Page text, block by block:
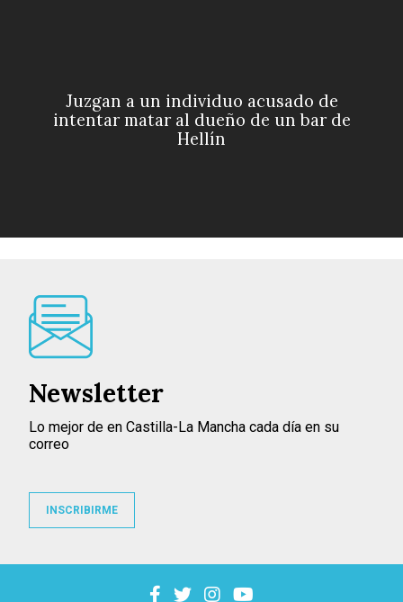
Juzgan a un individuo acusado de
intentar matar al dueño de un bar de
Hellín
Newsletter
Lo mejor de en Castilla-La Mancha cada día en su
correo
INSCRIBIRME